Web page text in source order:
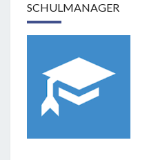
SCHULMANAGER